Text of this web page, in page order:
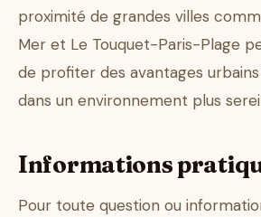
proximité de grandes villes
Mer et Le Touquet-Paris-Plage
de profiter des avantages
dans un environnement plus
Informations
Pour toute question ou